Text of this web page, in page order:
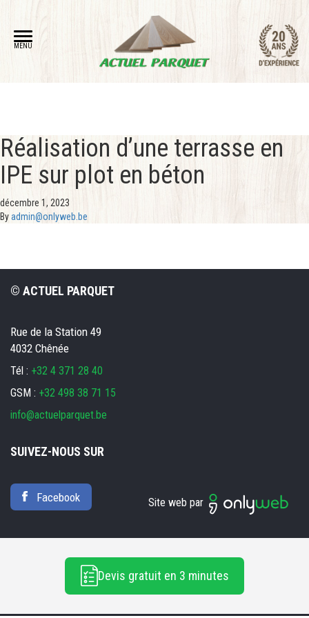
MENU
Devis gratuit en 3 minutes
Réalisation d’une terrasse en
IPE sur plot en béton
décembre 1, 2023
Byadmin@onlyweb.be
© ACTUEL PARQUET
Rue de la Station 49
4032 Chênée
Tél : +32 4 371 28 40
GSM : +32 498 38 71 15
info@actuelparquet.be
SUIVEZ-NOUS SUR
Facebook Site web par